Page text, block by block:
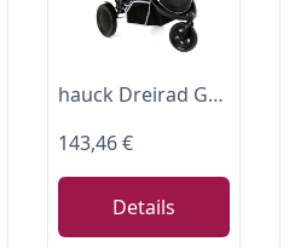
hauck Dreirad Geschwisterbuggy Baby und Kleinkind, Freerider Black
143,46 €
Details